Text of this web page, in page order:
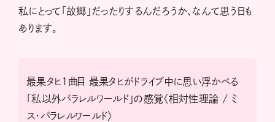
私にとって「故郷」だったりするんだろうか、なんて思う日も
あります。
最果タヒ1曲目 最果タヒがドライブ中に思い浮かべる
「私以外パラレルワールド」の感覚〈相対性理論 / ミ
ス・パラレルワールド〉